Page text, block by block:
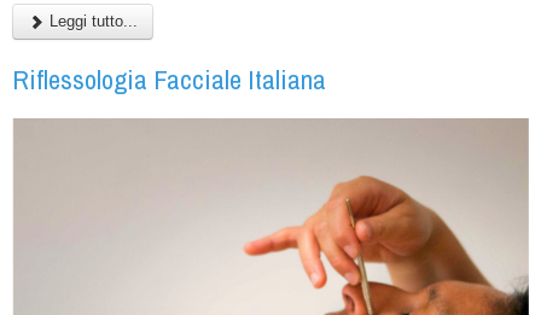
Leggi tutto...
Riflessologia Facciale Italiana